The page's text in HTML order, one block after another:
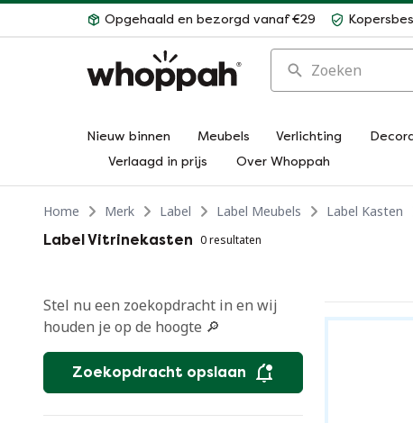
Opgehaald en bezorgd vanaf €29
Zoeken
Nieuw binnen Meubels Verlichting
Verlaagd in prijs
Over Whoppah
Home Merk Label Label Meubels Label Kasten
Label Vitrinekasten 0 resultaten
Stel nu een zoekopdracht in en wij
houden je op de hoogte 🔎
Zoekopdracht opslaan